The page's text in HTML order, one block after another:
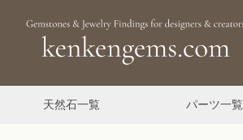
天然石一覧 パーツ一覧